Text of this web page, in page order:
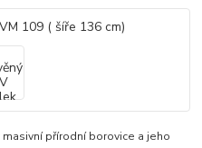
přírodní borovice a jeho